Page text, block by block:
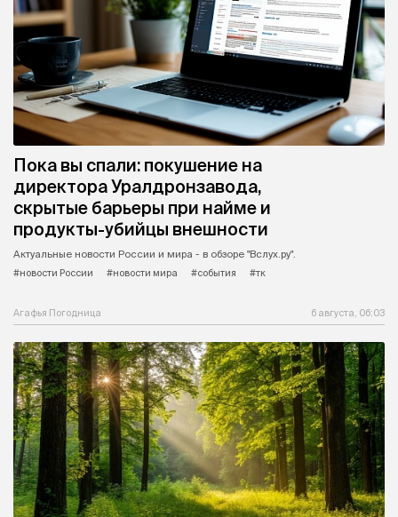
Пока вы спали: покушение на
директора Уралдронзавода,
скрытые барьеры при найме и
продукты-убийцы внешности
Актуальные новости России и мира - в обзоре "Вслух.ру".
#новости России
#новости мира #события #тк
Агафья Погодница 6 августа, 06:03